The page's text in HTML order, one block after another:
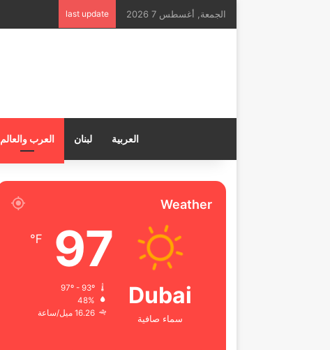
الجمعة, أغسطس 7 2026 last update
العربية لبنان العرب والعالم
Weather
Dubai
سماء صافية
97
℉
48%
16.26 ميل/ساعة